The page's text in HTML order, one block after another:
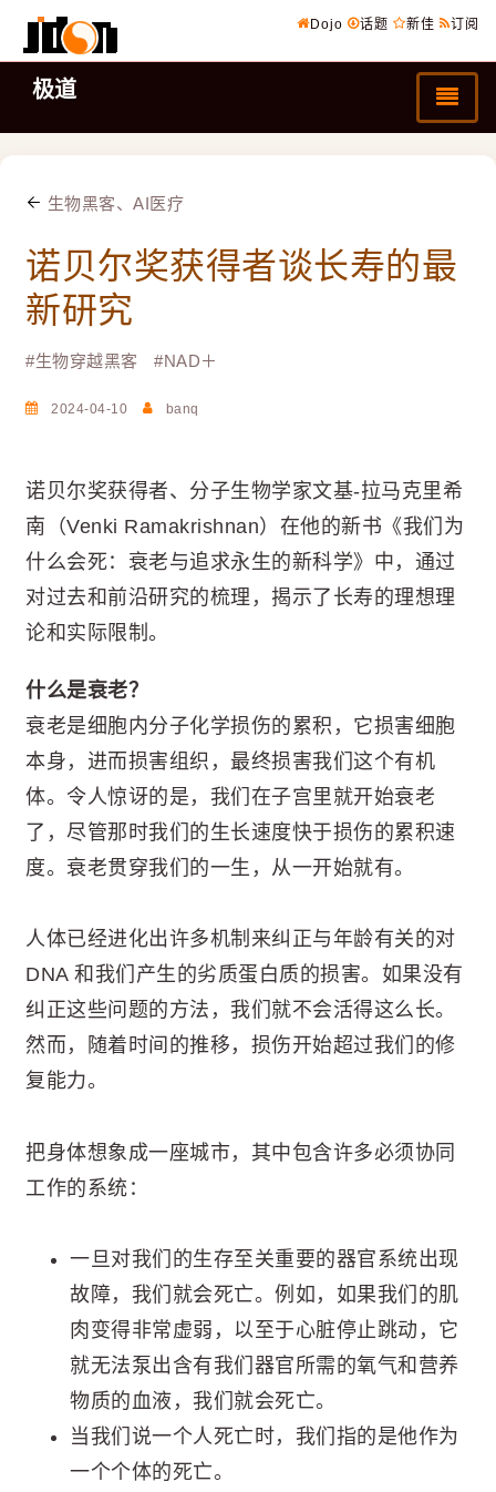
Dojo 话题 新佳 订阅
极道
生物黑客、AI医疗
诺贝尔奖获得者谈长寿的最
新研究
#生物穿越黑客 #NAD＋
2024-04-10 banq
诺贝尔奖获得者、分子生物学家文基-拉马克里希
南（Venki Ramakrishnan）在他的新书《我们为
什么会死：衰老与追求永生的新科学》中，通过
对过去和前沿研究的梳理，揭示了长寿的理想理
论和实际限制。
什么是衰老？
衰老是细胞内分子化学损伤的累积，它损害细胞
本身，进而损害组织，最终损害我们这个有机
体。令人惊讶的是，我们在子宫里就开始衰老
了，尽管那时我们的生长速度快于损伤的累积速
度。衰老贯穿我们的一生，从一开始就有。
人体已经进化出许多机制来纠正与年龄有关的对
DNA 和我们产生的劣质蛋白质的损害。如果没有
纠正这些问题的方法，我们就不会活得这么长。
然而，随着时间的推移，损伤开始超过我们的修
复能力。
把身体想象成一座城市，其中包含许多必须协同
工作的系统：
一旦对我们的生存至关重要的器官系统出现
故障，我们就会死亡。例如，如果我们的肌
肉变得非常虚弱，以至于心脏停止跳动，它
就无法泵出含有我们器官所需的氧气和营养
物质的血液，我们就会死亡。
当我们说一个人死亡时，我们指的是他作为
一个个体的死亡。